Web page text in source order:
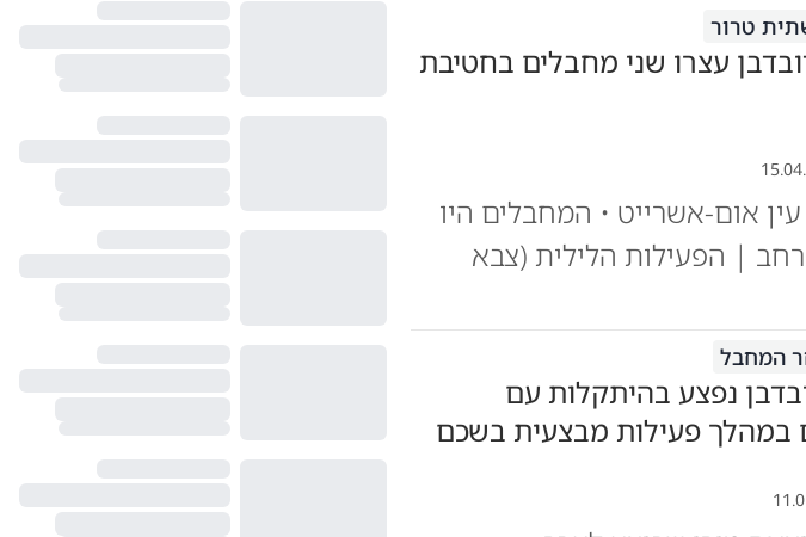
טרור
עצרו שני מחבלים בחטיבת
אום-אשרייט • המחבלים היו
| הפעילות הלילית (צבא
המחבל
נפצע בהיתקלות עם
במהלך פעילות מבצעית בשכם